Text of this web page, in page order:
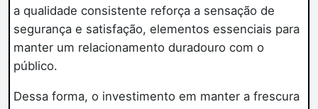
a qualidade consistente reforça a sensação de
segurança e satisfação, elementos essenciais para
manter um relacionamento duradouro com o
público.
Dessa forma, o investimento em manter a frescura